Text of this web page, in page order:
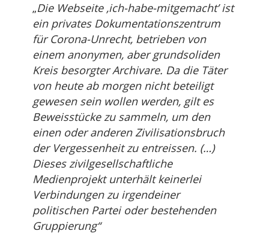
„Die Webseite ‚ich-habe-mitgemacht’ ist
ein privates Dokumentationszentrum
für Corona-Unrecht, betrieben von
einem anonymen, aber grundsoliden
Kreis besorgter Archivare. Da die Täter
von heute ab morgen nicht beteiligt
gewesen sein wollen werden, gilt es
Beweisstücke zu sammeln, um den
einen oder anderen Zivilisationsbruch
der Vergessenheit zu entreissen. (…)
Dieses zivilgesellschaftliche
Medienprojekt unterhält keinerlei
Verbindungen zu irgendeiner
politischen Partei oder bestehenden
Gruppierung“